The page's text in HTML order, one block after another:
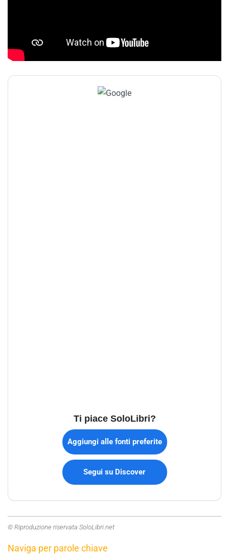
Ti piace SoloLibri?
Aggiungi alle fonti preferite
Segui su Discover
© Riproduzione riservata SoloLibri.net
Naviga per parole chiave